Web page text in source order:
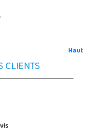
Haut
CLIENTS